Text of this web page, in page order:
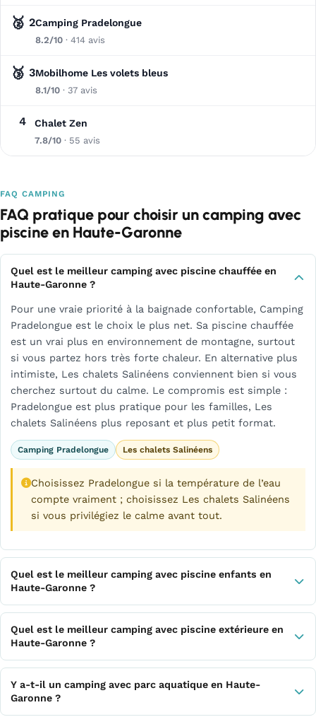
🥈 2Camping Pradelongue
8.2/10 · 414 avis
🥉 3Mobilhome Les volets bleus
8.1/10 · 37 avis
4 Chalet Zen
7.8/10 · 55 avis
FAQ CAMPING
FAQ pratique pour choisir un camping avec
piscine en Haute-Garonne
Quel est le meilleur camping avec piscine chauffée en
Haute-Garonne ?
Pour une vraie priorité à la baignade confortable, Camping
Pradelongue est le choix le plus net. Sa piscine chauffée
est un vrai plus en environnement de montagne, surtout
si vous partez hors très forte chaleur. En alternative plus
intimiste, Les chalets Salinéens conviennent bien si vous
cherchez surtout du calme. Le compromis est simple :
Pradelongue est plus pratique pour les familles, Les
chalets Salinéens plus reposant et plus petit format.
Camping Pradelongue Les chalets Salinéens
Choisissez Pradelongue si la température de l’eau
compte vraiment ; choisissez Les chalets Salinéens
si vous privilégiez le calme avant tout.
Quel est le meilleur camping avec piscine enfants en
Haute-Garonne ?
Quel est le meilleur camping avec piscine extérieure en
Haute-Garonne ?
Y a-t-il un camping avec parc aquatique en Haute-
Garonne ?